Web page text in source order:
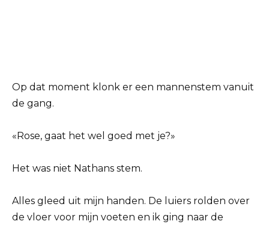
Op dat moment klonk er een mannenstem vanuit
de gang.
«Rose, gaat het wel goed met je?»
Het was niet Nathans stem.
Alles gleed uit mijn handen. De luiers rolden over
de vloer voor mijn voeten en ik ging naar de